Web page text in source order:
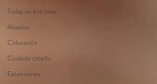
Todas las entradas
Alisados
Coloración
Cuidado cabello
Extensiones